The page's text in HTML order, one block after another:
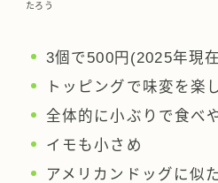
たろう
3個で500円(2025年現
トッピングで味変を楽
全体的に小ぶりで食べ
イモも小さめ
アメリカンドッグに似